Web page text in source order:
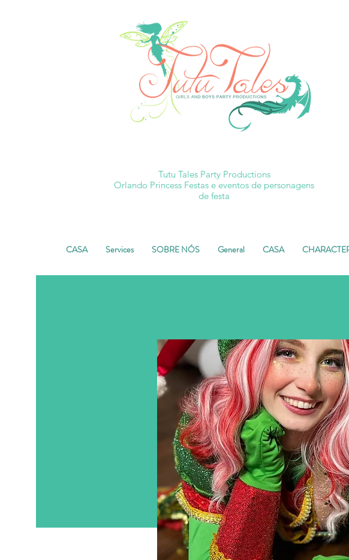
Tutu Tales Party Productions
Orlando Princess Festas e eventos de personagens
de festa
CASA Services SOBRE NÓS General CASA